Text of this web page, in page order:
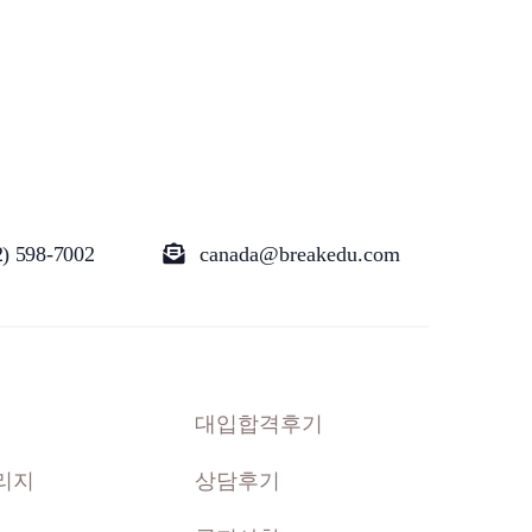
598-7002 canada@breakedu.com
지
대입합격후기
상담후기